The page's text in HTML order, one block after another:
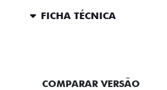
FICHA TÉCNICA
COMPARAR VERSÃO